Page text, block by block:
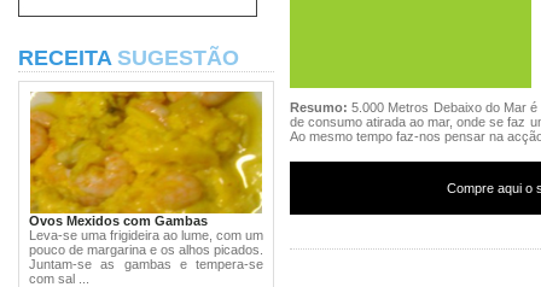
RECEITA SUGESTÃO
Ovos Mexidos com Gambas
Leva-se uma frigideira ao lume, com um
pouco de margarina e os alhos picados.
Juntam-se as gambas e tempera-se
com sal ...
Resumo:5.000 Metros Debaixo do Mar
de consumo atirada ao mar, onde se faz
Ao mesmo tempo faz-nos pensar na
Compre aqui o